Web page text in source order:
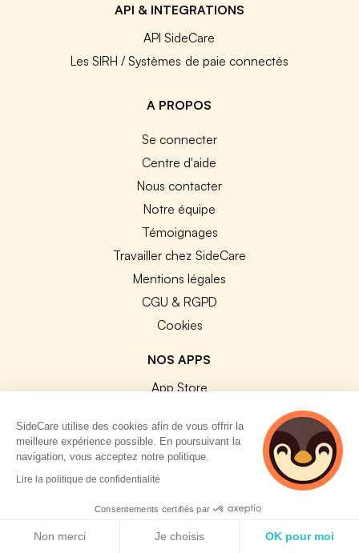
API & INTEGRATIONS
API SideCare
Les SIRH / Systèmes de paie connectés
A PROPOS
Se connecter
Centre d'aide
Nous contacter
Notre équipe
Témoignages
Travailler chez SideCare
Mentions légales
CGU & RGPD
Cookies
NOS APPS
App Store
© 2026 SideCare. Tous droits réservés.
SideCare utilise des cookies afin de vous offrir la
meilleure expérience possible. En poursuivant la
navigation, vous acceptez notre politique.
Lire la politique de confidentialité
Consentements certifiés par
Non merci Je choisis OK pour moi
2 personnes
consultent
actuellement cette